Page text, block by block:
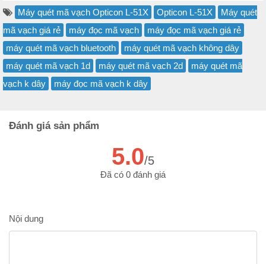
Máy quét mã vạch Opticon L-51X Opticon L-51X
Máy quét
mã vạch giá rẻ
máy đọc mã vạch
máy đọc mã vạch giá rẻ
máy quét mã vạch bluetooth
máy quét mã vạch không dây
máy quét mã vạch 1d
máy quét mã vạch 2d
máy quét mã
vạch k dây
máy đọc mã vạch k dây
Đánh giá sản phẩm
5.0/5
Đã có 0 đánh giá
Nội dung